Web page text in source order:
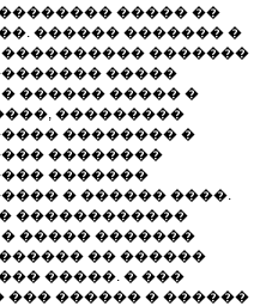
����� ��
������ ������� �
���������� �������
�����
������ ����� �
���������
�������� �
��������
�������
� ������ ����.
������������
����� �������
�� ������
�����. � ���
������ � ������